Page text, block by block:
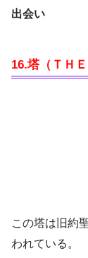
出会い
16.塔（ＴＨ
この塔は旧約
われている。